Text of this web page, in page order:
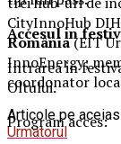
CityInnoHub
România(EIT
InnoEnergy;
coordonator
Articole pe
Urmatorul
Accesul in
Intrarea in
Oltului.
Program acces: